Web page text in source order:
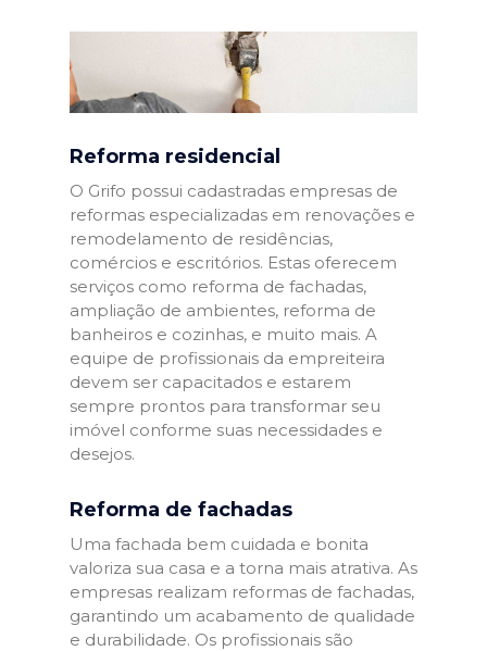
Reforma residencial
O Grifo possui cadastradas empresas de
reformas especializadas em renovações e
remodelamento de residências,
comércios e escritórios. Estas oferecem
serviços como reforma de fachadas,
ampliação de ambientes, reforma de
banheiros e cozinhas, e muito mais. A
equipe de profissionais da empreiteira
devem ser capacitados e estarem
sempre prontos para transformar seu
imóvel conforme suas necessidades e
desejos.
Reforma de fachadas
Uma fachada bem cuidada e bonita
valoriza sua casa e a torna mais atrativa. As
empresas realizam reformas de fachadas,
garantindo um acabamento de qualidade
e durabilidade. Os profissionais são